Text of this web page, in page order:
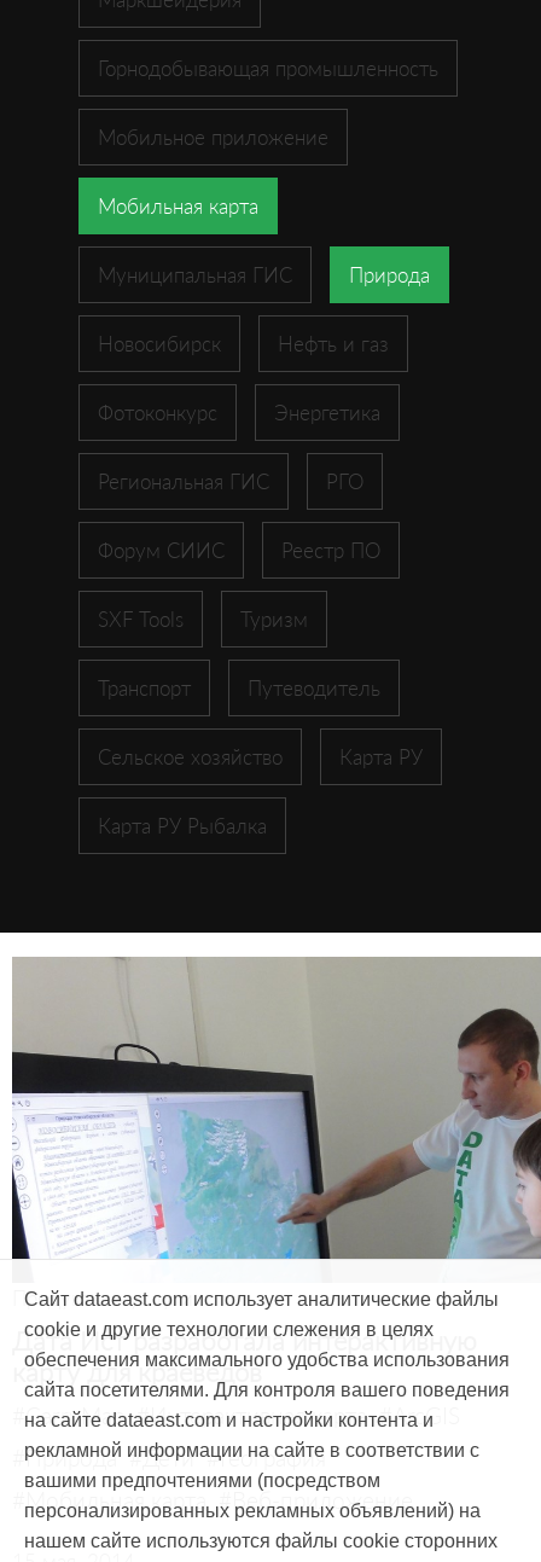
Горнодобывающая промышленность
Мобильное приложение
Мобильная карта
Муниципальная ГИС Природа
Новосибирск Нефть и газ
Фотоконкурс Энергетика
Региональная ГИС РГО
Форум СИИС Реестр ПО
SXF Tools Туризм
Транспорт Путеводитель
Сельское хозяйство Карта РУ
Карта РУ Рыбалка
Продукты и услуги
Дата Ист разработала интерактивную
карту для краеведов
#CarryMap #Интерактивная карта #ArcGIS
#Природа #Дети #География
#Мобильная карта #Веб-приложение
Сайт dataeast.com использует аналитические файлы
cookie и другие технологии слежения в целях
обеспечения максимального удобства использования
сайта посетителями. Для контроля вашего поведения
на сайте dataeast.com и настройки контента и
рекламной информации на сайте в соответствии с
вашими предпочтениями (посредством
персонализированных рекламных объявлений) на
нашем сайте используются файлы cookie сторонних